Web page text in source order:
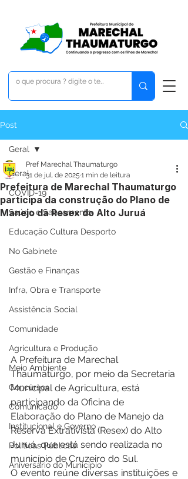
Post
Geral
COVID-19
Saúde e Saneamento
Educação Cultura Desporto
No Gabinete
Gestão e Finanças
Infra, Obra e Transporte
Assistência Social
Comunidade
Agricultura e Produção
Meio Ambiente
Concursos
Comunicado
Institucional e Governo
Políticas Públicas
Aniversário do Município
Geral
Prefeitura de Marechal Thaumaturgo
participa da construção do Plano de
Manejo da Resex do Alto Juruá
Pref Marechal Thaumaturgo
31 de jul. de 2025 1 min de leitura
A Prefeitura de Marechal
Thaumaturgo, por meio da Secretaria
Municipal de Agricultura, está
participando da Oficina de
Elaboração do Plano de Manejo da
Reserva Extrativista (Resex) do Alto
Juruá, que está sendo realizada no
município de Cruzeiro do Sul.
O evento reúne diversas instituições e